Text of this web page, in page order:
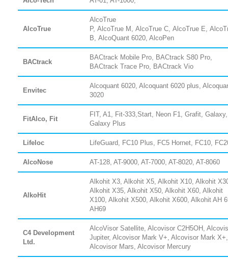
AlcoTrue
AlcoTrue
P, AlcoTrue M, AlcoTrue C, AlcoTrue E,
B, AlcoQuant 6020 , AlcoPen
BACtrack
BACtrack Mobile Pro, BACtrack S80 Pro,
BACtrack Trace Pro, BACtrack Vio
Envitec
Alcoquant 6020, Alcoquant 6020 plus,
3020
FitAlco, Fit
FIT, A1, Fit-333,Start, Neon F1, Grafit, Galaxy,
Galaxy Plus
Lifeloc LifeGuard, FC10 Plus, FC5 Hornet, FC10,
AlcoNose AT-128, AT-9000, AT-7000, AT-8020, AT-8060
AlkoHit
Alkohit X3, Alkohit X5, Alkohit X10, Alkohit
Alkohit X35, Alkohit X50, Alkohit X60, Alkohit
X100, Alkohit X500, Alkohit X600, Alkohit AH
AH69
C4 Development
Ltd.
AlcoVisor Satellite, Alcovisor C2H5OH,
Jupiter, Alcovisor Mark V+, Alcovisor Mark X+,
Alcovisor Mars, Alcovisor Mercury